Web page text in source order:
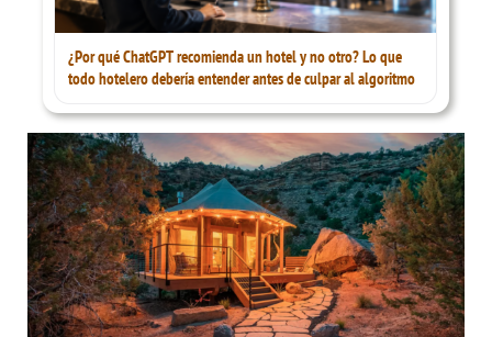
¿Por qué ChatGPT recomienda un hotel y no otro? Lo que
todo hotelero debería entender antes de culpar al algoritmo